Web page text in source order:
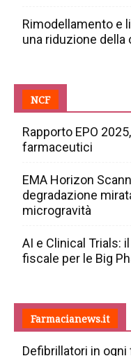
Rimodellamento e
una riduzione della
NCF
Rapporto EPO
farmaceutici
EMA Horizon
degradazione
microgravità
AI e Clinical Trials:
fiscale per le Big
Farmacianews.it
Defibrillatori in